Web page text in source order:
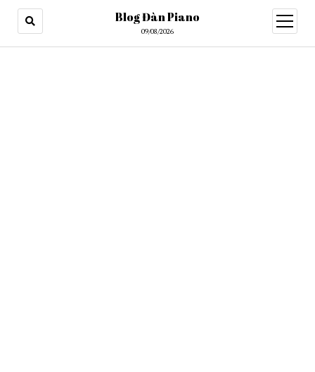
Blog Đàn Piano
09/08/2026
open
menu